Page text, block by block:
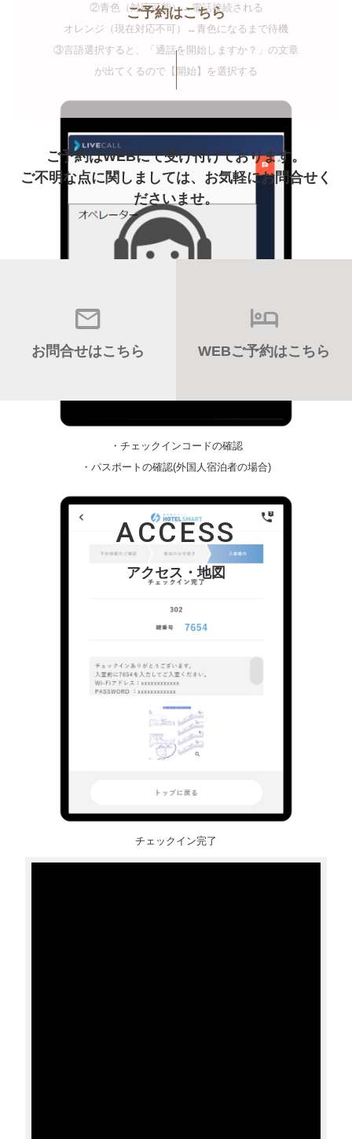
②青色（対応可能）→電話接続される
オレンジ（現在対応不可）→青色になるまで待機
③言語選択すると、「通話を開始しますか？」の文章
が出てくるので【開始】を選択する
・チェックインコードの確認
・パスポートの確認(外国人宿泊者の場合)
チェックイン完了
ご予約はこちら
ご予約はWEBにて受け付けております。
ご不明な点に関しましては、お気軽にお問合せく
ださいませ。
お問合せはこちら WEBご予約はこちら
ACCESS
アクセス・地図